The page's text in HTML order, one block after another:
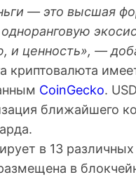
— это высшая
и ценность», —
криптовалюта
CoinGecko.
ближайшего
в 13
в